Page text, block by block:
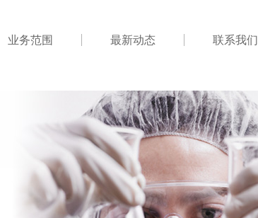
业务范围 最新动态 联系我们